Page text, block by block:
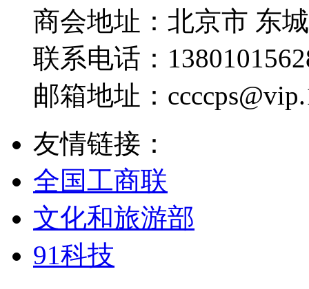
商会地址： 北京市 东
联系电话：
邮箱地址：
友情链接：
全国工商联
文化和旅游部
91科技